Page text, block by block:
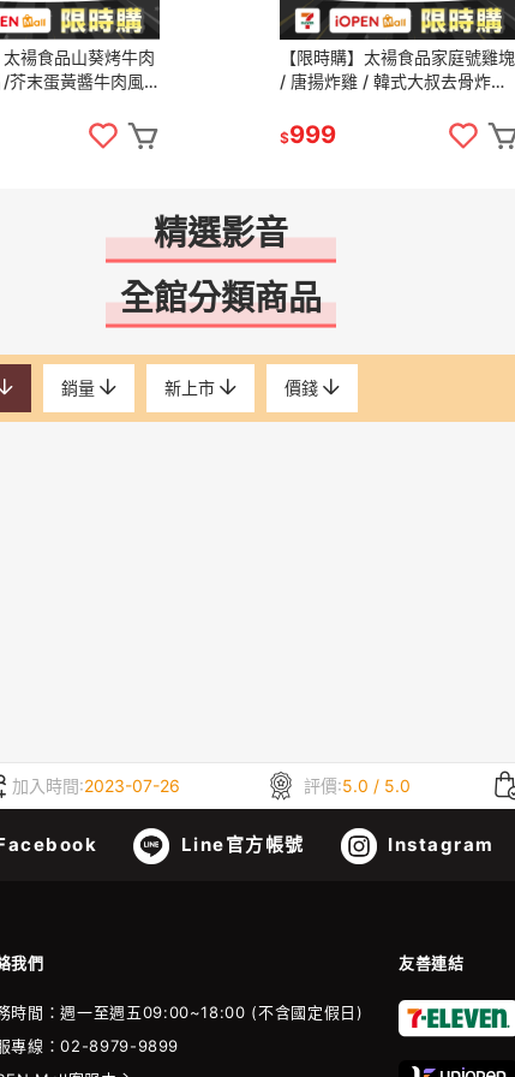
太禓食品山葵烤牛肉
芥末蛋黃醬牛肉風
WASA
【限時購】太禓食品家庭號雞塊
/ 唐揚炸雞 / 韓式大叔去骨炸雞
$999
精選影音
全館分類商品
銷量 新上市 價錢
加入時間:2023-07-26 評價:5.0 / 5.0
Line官方帳號 Instagram
我們 友善連結
時間：週一至週五09:00~18:00 (不含國定假日)
專線：02-8979-9899